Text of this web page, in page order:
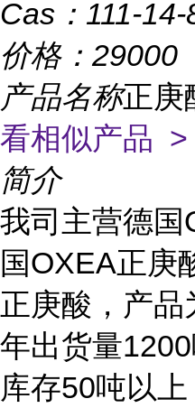
Cas： 111-14-
价格： 29000
产品名称正庚
看相似产品 >
简介
我司主营德国
国OXEA正庚
正庚酸，产品
年出货量
库存50吨以上